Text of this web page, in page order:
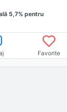
5,7% pentru
Favorite